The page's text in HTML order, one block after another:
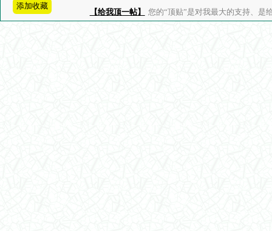
添加收藏
【给我顶一帖】 您的“顶贴”是对我最大的支持、是